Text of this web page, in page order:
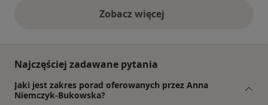
Zobacz więcejopinie powyżej
Najczęściej zadawane pytania
Jaki jest zakres porad oferowanych przez Anna
Niemczyk-Bukowska?